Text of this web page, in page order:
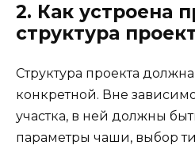
2. Как устроена
структура
Структура проекта
конкретной. Вне
участка, в ней должны
параметры чаши, выбор